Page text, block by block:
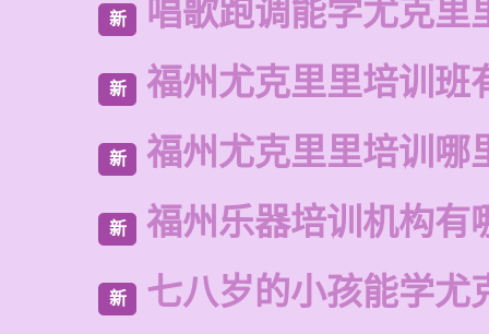
新 唱歌跑调能学尤克里
新 福州尤克里里培训班
新 福州尤克里里培训哪
新 福州乐器培训机构有
新 七八岁的小孩能学尤